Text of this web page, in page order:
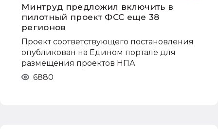
Минтруд предложил включить в
пилотный проект ФСС еще 38
регионов
Проект соответствующего постановления
опубликован на Едином портале для
размещения проектов НПА.
6880